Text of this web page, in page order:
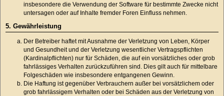
insbesondere die Verwendung der Software für bestimmte Zwecke nicht
untersagen oder auf Inhalte fremder Foren Einfluss nehmen.
5. Gewährleistung
Der Betreiber haftet mit Ausnahme der Verletzung von Leben, Körper
und Gesundheit und der Verletzung wesentlicher Vertragspflichten
(Kardinalpflichten) nur für Schäden, die auf ein vorsätzliches oder grob
fahrlässiges Verhalten zurückzuführen sind. Dies gilt auch für mittelbare
Folgeschäden wie insbesondere entgangenen Gewinn.
Die Haftung ist gegenüber Verbrauchern außer bei vorsätzlichem oder
grob fahrlässigem Verhalten oder bei Schäden aus der Verletzung von